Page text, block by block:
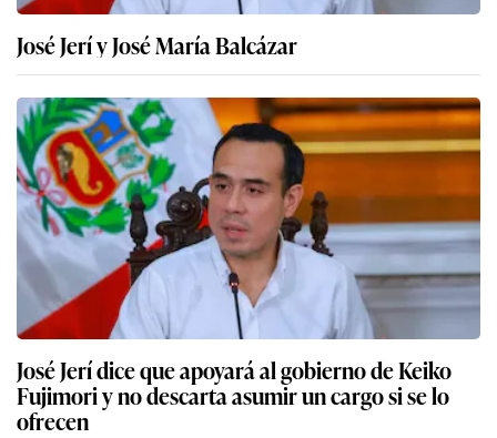
José Jerí y José María Balcázar
José Jerí dice que apoyará al gobierno de Keiko
Fujimori y no descarta asumir un cargo si se lo
ofrecen